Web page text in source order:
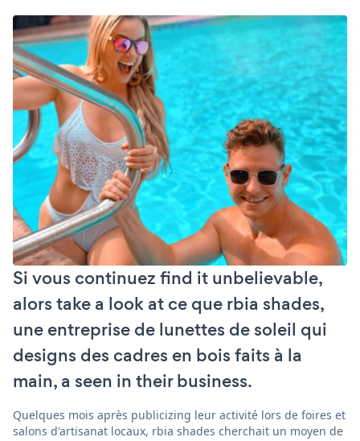
Si vous continuez find it unbelievable,
alors take a look at ce que rbia shades,
une entreprise de lunettes de soleil qui
designs des cadres en bois faits à la
main, a seen in their business.
Quelques mois après publicizing leur activité lors de foires et
salons d'artisanat locaux, rbia shades cherchait un moyen de